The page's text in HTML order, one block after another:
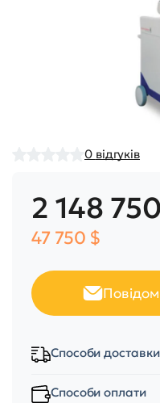
0 відгуків
2 148
47 750 $
Способи доставки
Способи оплати